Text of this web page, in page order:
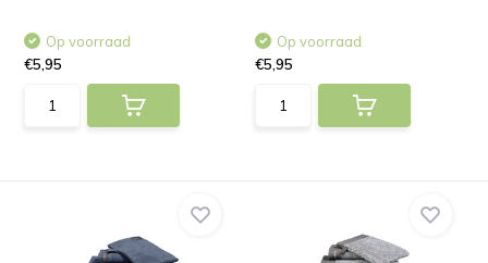
Op voorraad
€5,95
Op voorraad
€5,95